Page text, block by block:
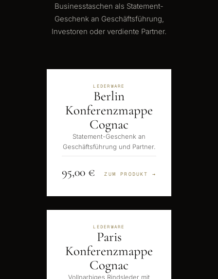
Businesstaschen als Statement-
Geschenk an Geschäftsführung,
Investoren oder verdiente Partner.
LEDERWARE
Berlin
Konferenzmappe
Cognac
Statement-Geschenk an
Geschäftsführung und Partner.
95,00 € ZUM PRODUKT →
LEDERWARE
Paris
Konferenzmappe
Cognac
Vollnarbiges Rindsleder mit